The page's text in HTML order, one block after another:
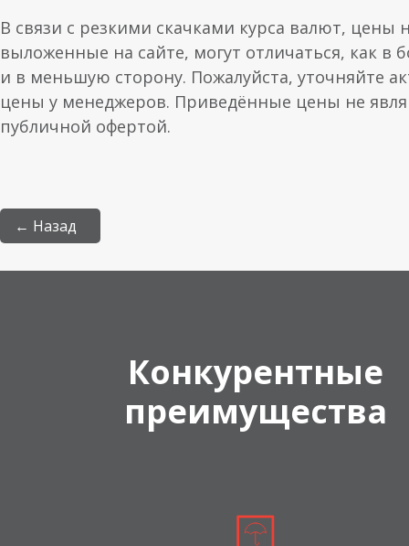
В связи с резкими скачками курса валют, цены
выложенные на сайте, могут отличаться, как в
и в меньшую сторону. Пожалуйста, уточняйте
цены у менеджеров. Приведённые цены не
публичной офертой.
← Назад
Конкурентные
преимущества